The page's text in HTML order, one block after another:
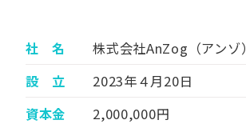
社 名
株式会社AnZog（アンゾ）
設 立
2023年４月20日
資本金
2,000,000円